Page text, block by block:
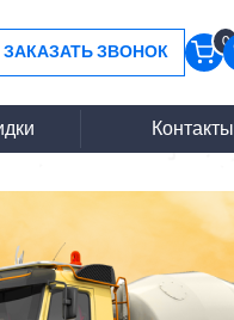
ЗАКАЗАТЬ ЗВОНОК
0
Контакты